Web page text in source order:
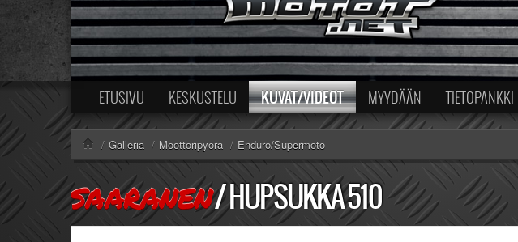
ETUSIVU KESKUSTELU KUVAT/VIDEOT MYYDÄÄN TIETOPANKKI
/ Galleria / Moottoripyörä / Enduro/Supermoto
SAARANEN/HUPSUKKA 510